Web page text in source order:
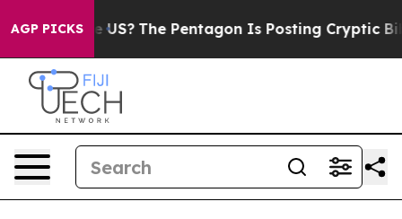
AGP PICKS
the US? The Pentagon Is Posting Cryptic